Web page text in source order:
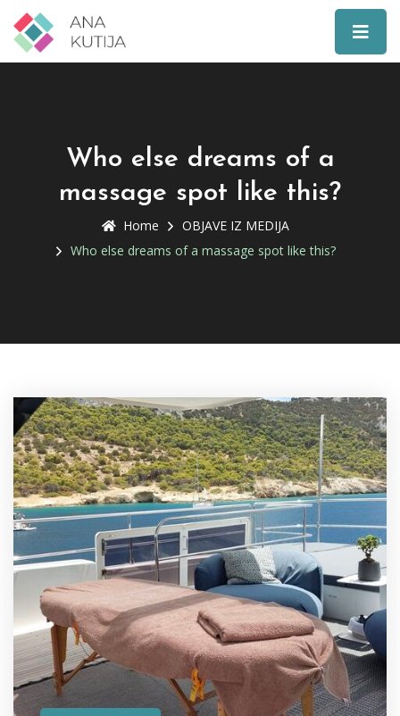
Who else dreams of a
massage spot like this?
Home
OBJAVE IZ MEDIJA
Who else dreams of a massage spot like this?